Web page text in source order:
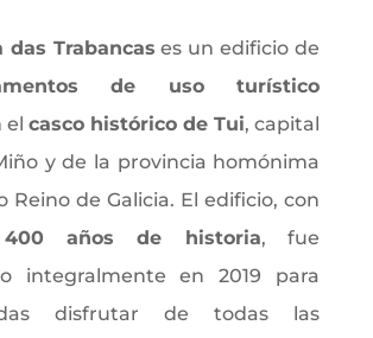
das Trabancas es un edificio de
de uso turístico
el casco histórico de Tui, capital
y de la provincia homónima
Reino de Galicia. El edificio, con
400 años de historia, fue
integralmente en 2019 para
disfrutar de todas las